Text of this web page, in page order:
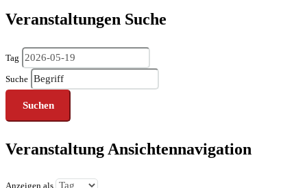
Veranstaltungen Suche
Tag
Suche
Veranstaltung Ansichtennavigation
Anzeigen als